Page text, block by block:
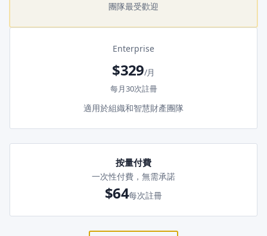
團隊最受歡迎
Enterprise
$329/月
每月30次註冊
適用於組織和智慧財產團隊
按量付費
一次性付費，無需承諾
$64每次註冊